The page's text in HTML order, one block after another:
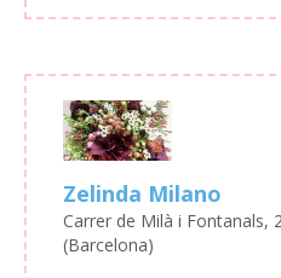
Zelinda Milano
Carrer de Milà i Fontanals,
(Barcelona)